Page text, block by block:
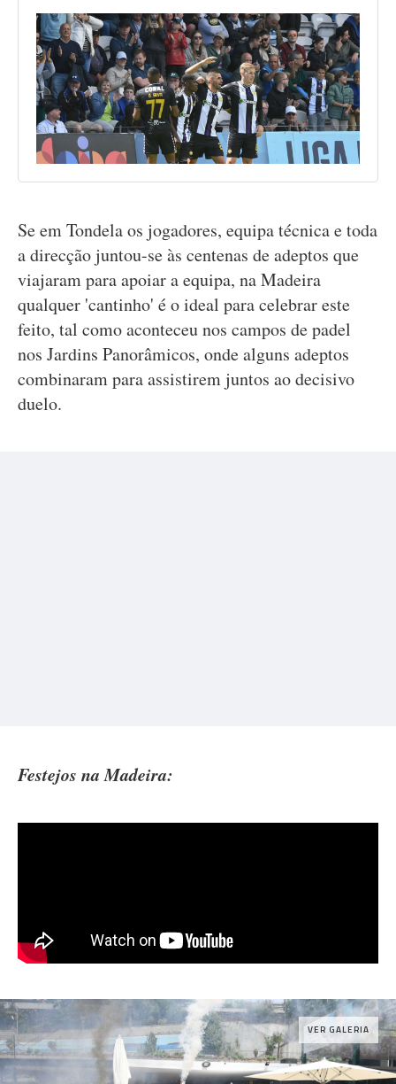
Se em Tondela os jogadores, equipa técnica e toda
a direcção juntou-se às centenas de adeptos que
viajaram para apoiar a equipa, na Madeira
qualquer 'cantinho' é o ideal para celebrar este
feito, tal como aconteceu nos campos de padel
nos Jardins Panorâmicos, onde alguns adeptos
combinaram para assistirem juntos ao decisivo
duelo.
Festejos na Madeira:
VER GALERIA